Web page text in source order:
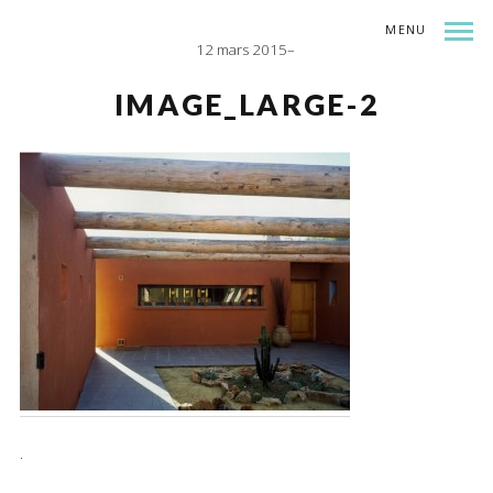
MENU
12 mars 2015
IMAGE_LARGE-2
.